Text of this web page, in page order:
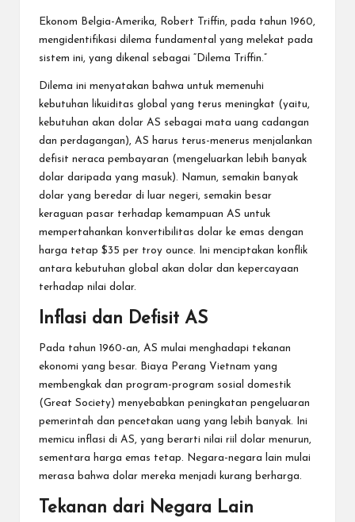
Ekonom Belgia-Amerika, Robert Triffin, pada tahun 1960,
mengidentifikasi dilema fundamental yang melekat pada
sistem ini, yang dikenal sebagai “Dilema Triffin.”
Dilema ini menyatakan bahwa untuk memenuhi
kebutuhan likuiditas global yang terus meningkat (yaitu,
kebutuhan akan dolar AS sebagai mata uang cadangan
dan perdagangan), AS harus terus-menerus menjalankan
defisit neraca pembayaran (mengeluarkan lebih banyak
dolar daripada yang masuk). Namun, semakin banyak
dolar yang beredar di luar negeri, semakin besar
keraguan pasar terhadap kemampuan AS untuk
mempertahankan konvertibilitas dolar ke emas dengan
harga tetap $35 per troy ounce. Ini menciptakan konflik
antara kebutuhan global akan dolar dan kepercayaan
terhadap nilai dolar.
Inflasi dan Defisit AS
Pada tahun 1960-an, AS mulai menghadapi tekanan
ekonomi yang besar. Biaya Perang Vietnam yang
membengkak dan program-program sosial domestik
(Great Society) menyebabkan peningkatan pengeluaran
pemerintah dan pencetakan uang yang lebih banyak. Ini
memicu inflasi di AS, yang berarti nilai riil dolar menurun,
sementara harga emas tetap. Negara-negara lain mulai
merasa bahwa dolar mereka menjadi kurang berharga.
Tekanan dari Negara Lain